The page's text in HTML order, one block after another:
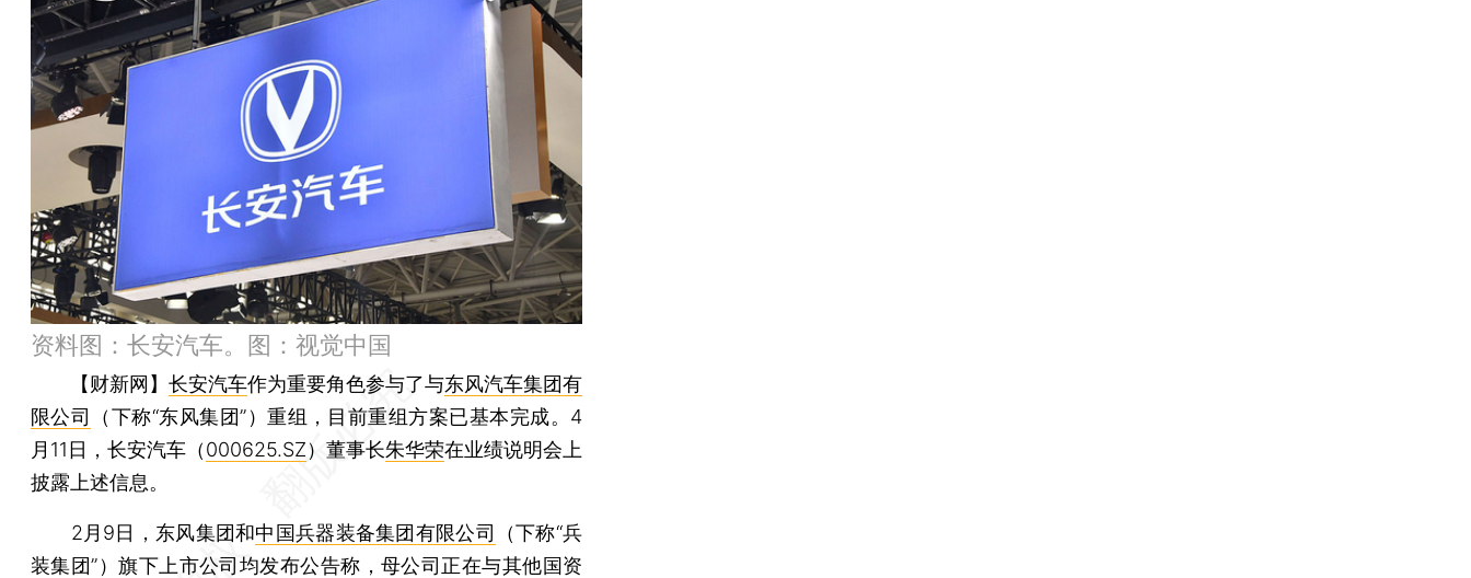
资料图：长安汽车。图：视觉中国
【财新网】 长安汽车作为重要角色参与了与东风汽车集团有
限公司
（下称“东风集团”）重组，目前重组方案已基本完成。4
月11日，长安汽车（000625.SZ）董事长朱华荣在业绩说明会上
披露上述信息。
2月9日，东风集团和中国兵器装备集团有限公司
（下称“兵
装集团”）旗下上市公司均发布公告称，母公司正在与其他国资